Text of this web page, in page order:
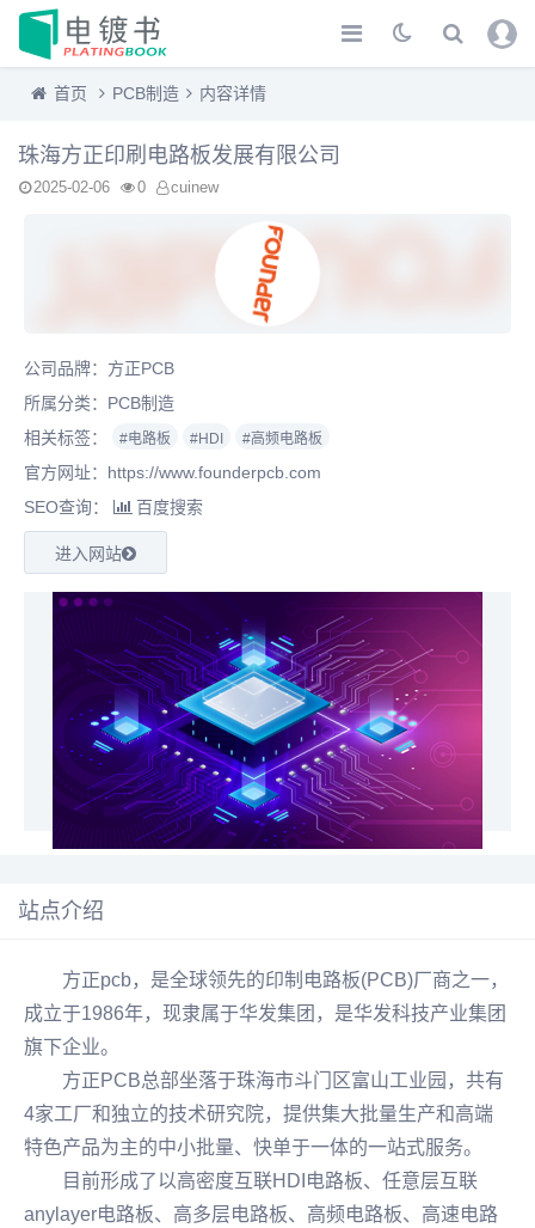
首页 PCB制造 内容详情
珠海方正印刷电路板发展有限公司
2025-02-06 0 cuinew
公司品牌：方正PCB
所属分类： PCB制造
相关标签：
#电路板 #HDI #高频电路板
官方网址： https://www.founderpcb.com
SEO查询：
百度搜索
进入网站
站点介绍
方正pcb，是全球领先的印制 电路板(PCB)厂商之一，
成立于1986年，现隶属于华发集团，是华发科技产业集团
旗下企业。
方正PCB总部坐落于珠海市斗门区富山工业园，共有
4家工厂和独立的技术研究院，提供集大批量生产和高端
特色产品为主的中小批量、快单于一体的一站式服务。
目前形成了以高密度互联HDI 电路板、任意层互联
anylayer电路板、高多层电路板、 高频电路板、高速电路